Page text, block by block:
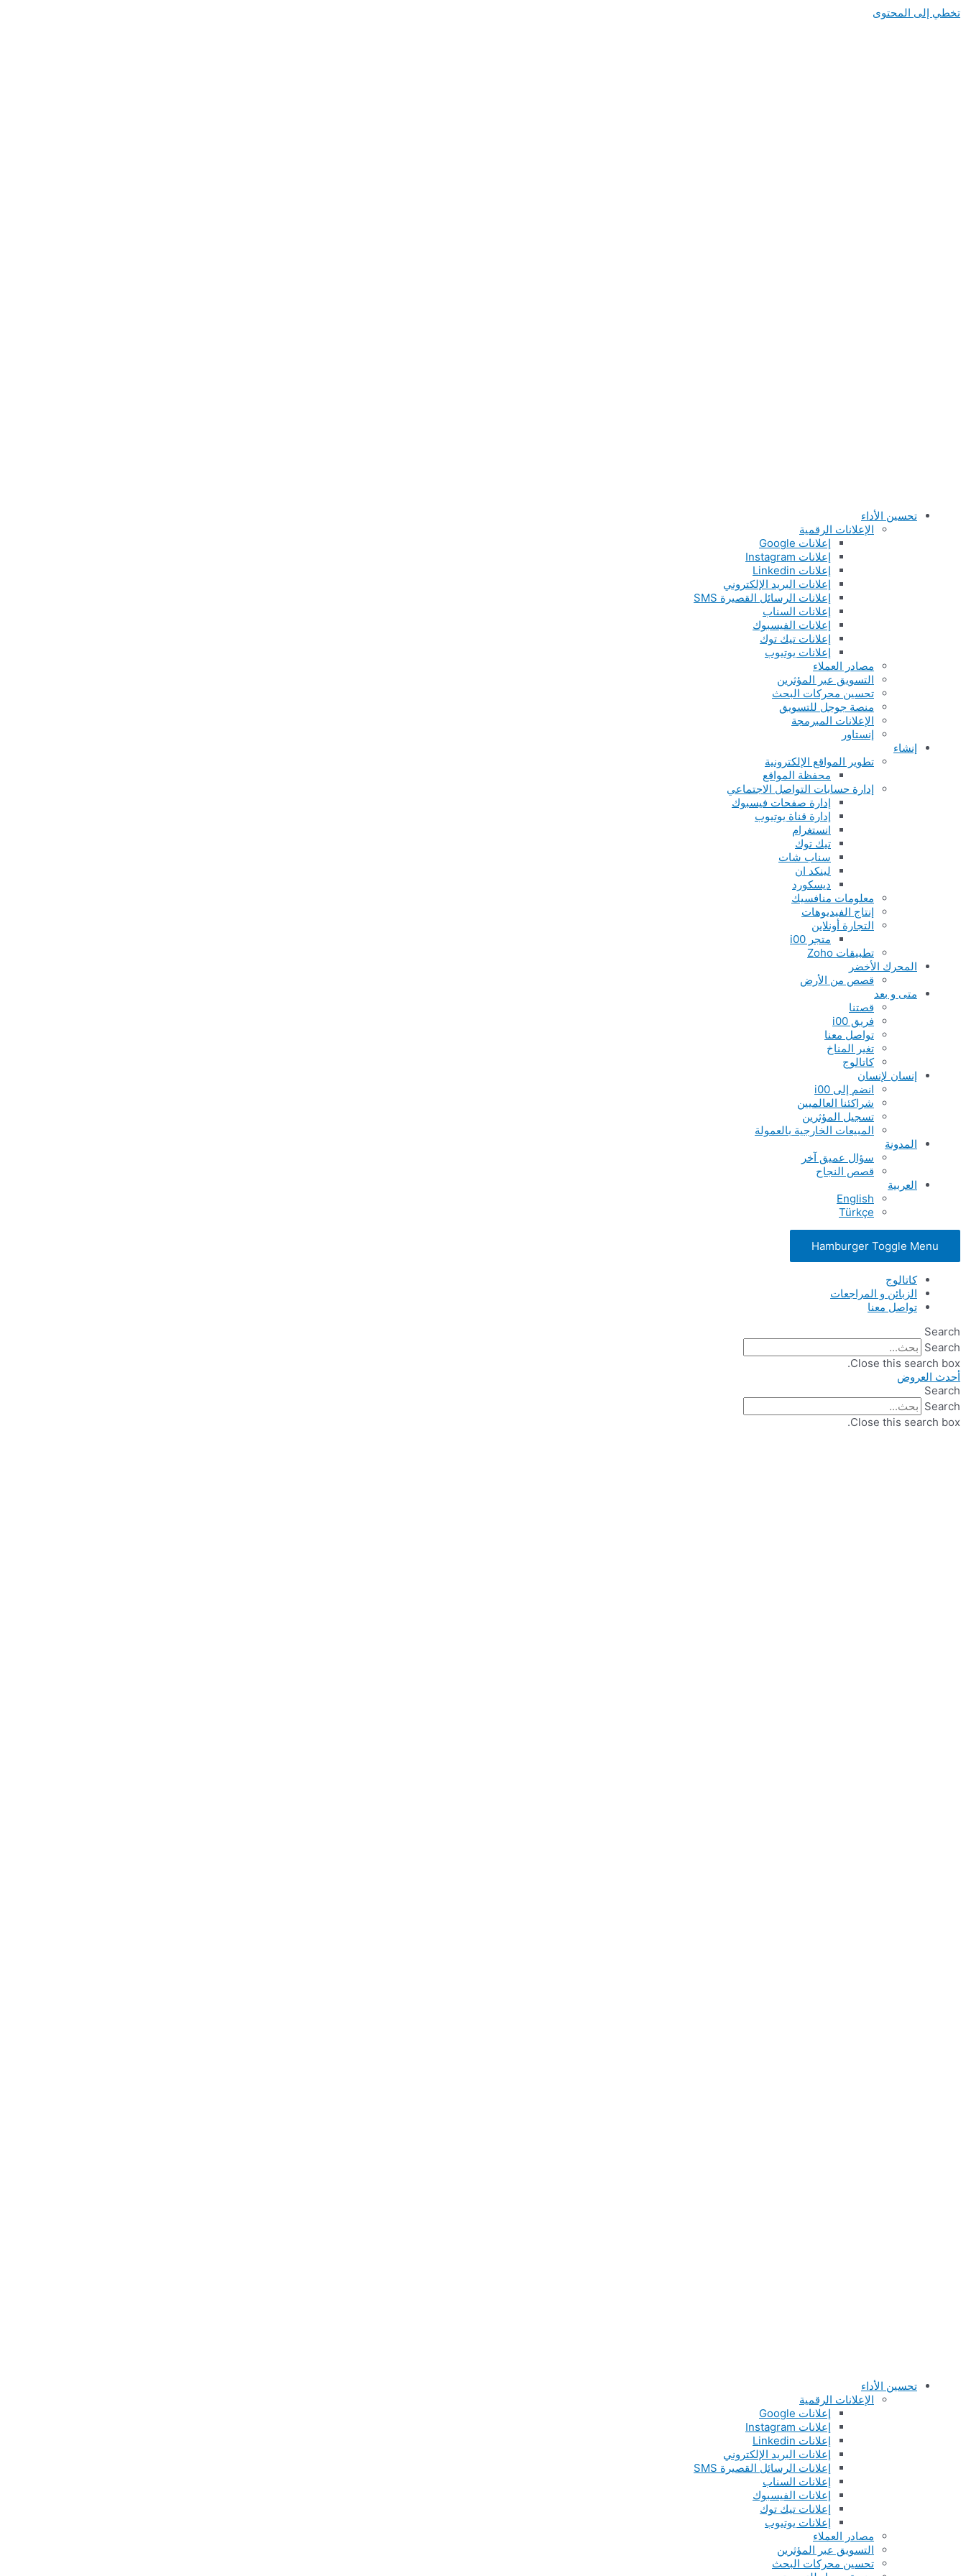
تخطي إلى المحتوى
تحسين الأداء
الإعلانات الرقمية
إعلانات Google
إعلانات Instagram
إعلانات Linkedin
إعلانات البريد الإلكتروني
إعلانات الرسائل القصيرة SMS
إعلانات السناب
إعلانات الفيسبوك
إعلانات تيك توك
إعلانات يوتيوب
مصادر العملاء
التسويق عبر المؤثرين
تحسين محركات البحث
منصة جوجل للتسويق
الإعلانات المبرمجة
إنستاور
إنشاء
تطوير المواقع الإلكترونية
محفظة المواقع
إدارة حسابات التواصل الاجتماعي
إدارة صفحات فيسبوك
إدارة قناة يوتيوب
انستغرام
تيك توك
سناب شات
لينكد ان
ديسكورد
معلومات منافسيك
إنتاج الفيديوهات
التجارة أونلاين
متجر i00
تطبيقات Zoho
المحرك الأخضر
قصص من الأرض
متى و بعد
قصتنا
فريق i00
تواصل معنا
تغير المناخ
كاتالوج
إنسان لإنسان
انضم إلى i00
شراكئنا العالميين
تسجيل المؤثرين
المبيعات الخارجية بالعمولة
المدونة
سؤال عميق آخر
قصص النجاح
العربية
English
Türkçe
Hamburger Toggle Menu
كاتالوج
الزبائن و المراجعات
تواصل معنا
Search
Search
Close this search box.
أحدث العروض
Search
Search
Close this search box.
تحسين الأداء
الإعلانات الرقمية
إعلانات Google
إعلانات Instagram
إعلانات Linkedin
إعلانات البريد الإلكتروني
إعلانات الرسائل القصيرة SMS
إعلانات السناب
إعلانات الفيسبوك
إعلانات تيك توك
إعلانات يوتيوب
مصادر العملاء
التسويق عبر المؤثرين
تحسين محركات البحث